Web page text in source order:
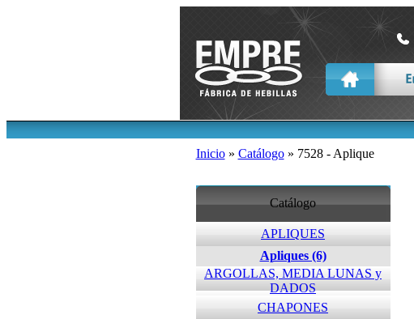
Inicio» Catálogo» 7528 - Aplique
Catálogo
APLIQUES
Apliques (6)
ARGOLLAS, MEDIA LUNAS y
DADOS
CHAPONES